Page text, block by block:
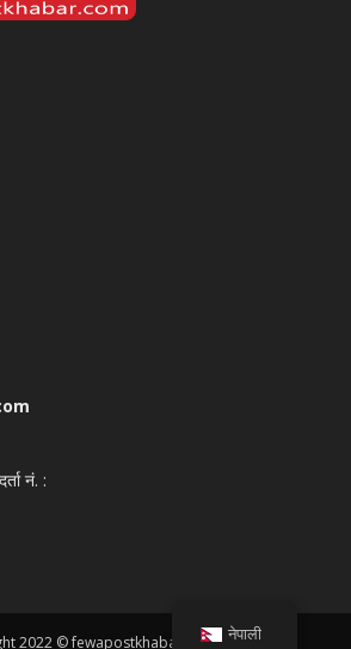
नं. :
2022 © fewapostkhabar.com नेपाली